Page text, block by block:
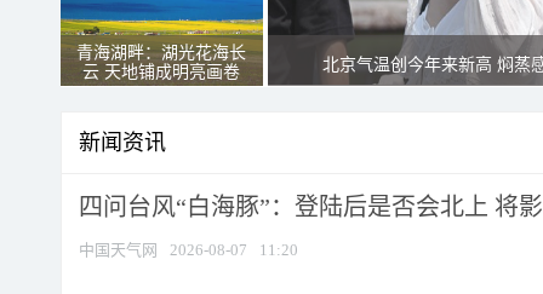
青海湖畔：湖光花海长
云 天地铺成明亮画卷
北京气温创今年来新高 焖蒸
新闻资讯
四问台风“白海豚”：登陆后是否会北上 将
中国天气网 2026-08-07 11:20